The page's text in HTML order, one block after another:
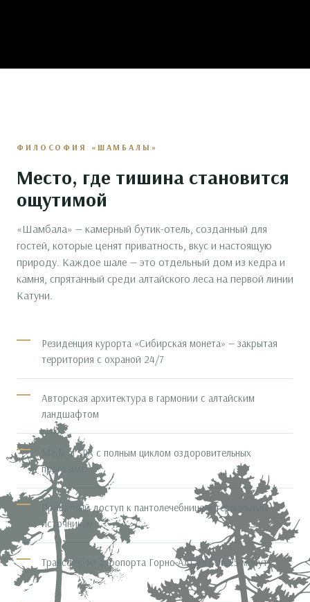
ФИЛОСОФИЯ «ШАМБАЛЫ»
Место, где тишина становится
ощутимой
«Шамбала» — камерный бутик-отель, созданный для
гостей, которые ценят приватность, вкус и настоящую
природу. Каждое шале — это отдельный дом из кедра и
камня, спрятанный среди алтайского леса на первой линии
Катуни.
Резиденция курорта «Сибирская монета» — закрытая
территория с охраной 24/7
Авторская архитектура в гармонии с алтайским
ландшафтом
Medical SPA с полным циклом оздоровительных
программ
Приватный доступ к пантолечебнице и термальным
источникам
Трансфер из аэропорта Горно-Алтайск за 25 минут